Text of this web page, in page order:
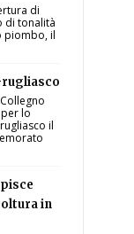
di
di tonalità
piombo, il
lo
il
in